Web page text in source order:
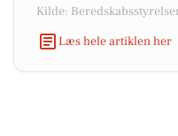
Kilde:
Læs hele artiklen her